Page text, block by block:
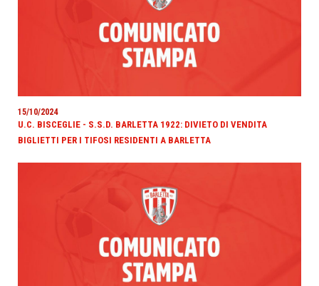
15/10/2024
U.C. BISCEGLIE - S.S.D. BARLETTA 1922: DIVIETO DI VENDITA
BIGLIETTI PER I TIFOSI RESIDENTI A BARLETTA